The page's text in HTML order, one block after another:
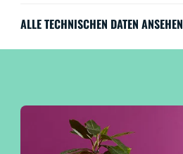
ALLE TECHNISCHEN DATEN ANSEHEN